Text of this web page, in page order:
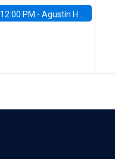
12:00 PM -Agustín Hurtado, University of Maryland